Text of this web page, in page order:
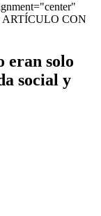
ARTÍCULO CON
eran solo
social y